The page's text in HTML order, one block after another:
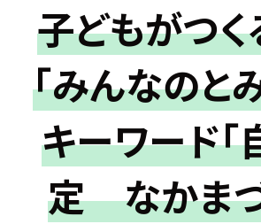
子どもがつ
「みんなのと
キーワード
定 なかまづ